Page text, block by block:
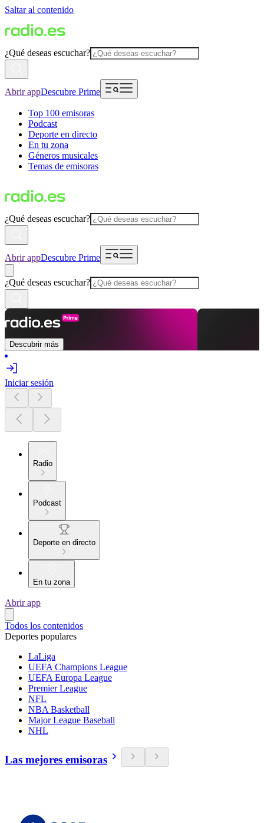
Saltar al contenido
¿Qué deseas escuchar?
Abrir appDescubre Prime
Top 100 emisoras
Podcast
Deporte en directo
En tu zona
Géneros musicales
Temas de emisoras
¿Qué deseas escuchar?
Abrir appDescubre Prime
¿Qué deseas escuchar?
Descubrir más
Iniciar sesión
Radio
Podcast
Deporte en directo
En tu zona
Abrir app
Todos los contenidos
Deportes populares
LaLiga
UEFA Champions League
UEFA Europa League
Premier League
NFL
NBA Basketball
Major League Baseball
NHL
Las mejores emisoras